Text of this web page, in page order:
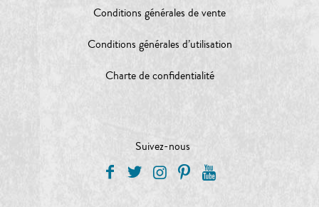
Conditions générales de vente
Conditions générales d’utilisation
Charte de confidentialité
Suivez-nous